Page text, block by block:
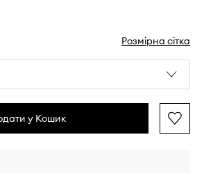
Розмірна сітка
у Кошик